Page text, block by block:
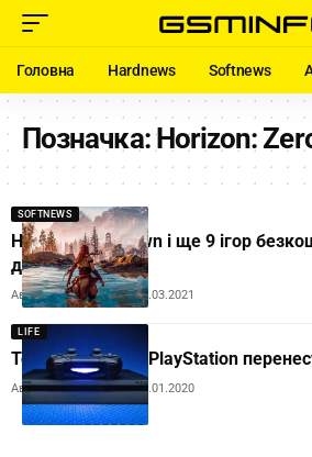
Головна Hardnews Softnews
Позначка:Horizon:
SOFTNEWS
Horizon Zero Dawn і ще 9 ігор
для PlayStation
Автор:Andrew Orobets18.03.2021
LIFE
Топову гру Sony PlayStation
Автор:Andrew Orobets18.01.2020